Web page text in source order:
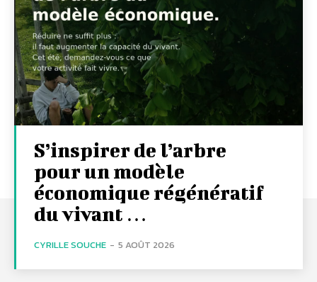
S’inspirer de l’arbre
pour un modèle
économique régénératif
du vivant …
CYRILLE SOUCHE - 5 AOÛT 2026